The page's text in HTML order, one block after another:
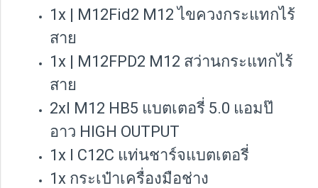
1x | M12Fid2 M12 ไขควงกระแทกไร้
สาย
1x | M12FPD2 M12 สว่านกระแทกไร้
สาย
2xI M12 HB5 แบตเตอรี่ 5.0 แอมป๊
อาว HIGH OUTPUT
1x I C12C แท่นชาร์จแบตเตอรี่
1x กระเป๋าเครื่องมือช่าง